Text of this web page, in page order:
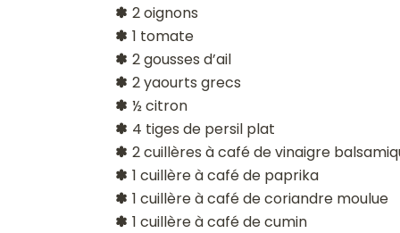
✽ 2 oignons
✽ 1 tomate
✽ 2 gousses d’ail
✽ 2 yaourts grecs
✽ ½ citron
✽ 4 tiges de persil plat
✽ 2 cuillères à café de vinaigre
✽ 1 cuillère à café de paprika
✽ 1 cuillère à café de coriandre moulue
✽ 1 cuillère à café de cumin